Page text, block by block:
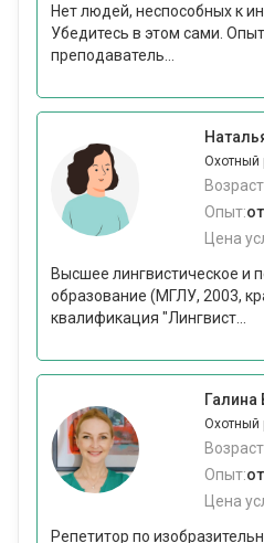
Нет людей, неспособных к
Убедитесь в этом сами.
преподаватель...
Охотный
Опыт:
Цена
Высшее лингвистическое и
образование (МГЛУ, 2003,
квалификация "Лингвист...
Охотный
Опыт:
Цена
Репетитор по